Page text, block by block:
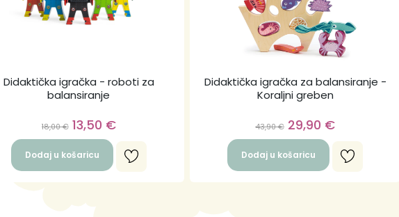
Didaktička igračka - roboti za
balansiranje
18,00€ 13,50 €
Dodaj u košaricu
Didaktička igračka za balansiranje -
Koraljni greben
43,90€ 29,90 €
Dodaj u košaricu